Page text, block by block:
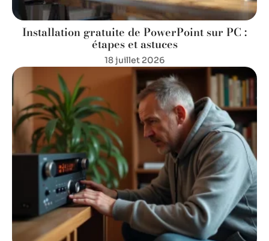
Installation gratuite de PowerPoint sur PC :
étapes et astuces
18 juillet 2026